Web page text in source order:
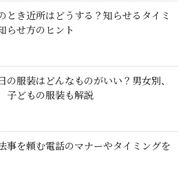
とき近所はどうする？知らせるタイミ
らせ方のヒント
の服装はどんなものがいい？男女別、
子どもの服装も解説
事を頼む電話のマナーやタイミングを